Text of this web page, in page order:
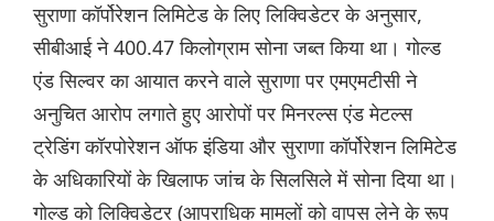
सुराणा कॉर्पोरेशन लिमिटेड के लिए लिक्विडेटर के अनुसार,
सीबीआई ने 400.47 किलोग्राम सोना जब्त किया था। गोल्ड
एंड सिल्वर का आयात करने वाले सुराणा पर एमएमटीसी ने
अनुचित आरोप लगाते हुए आरोपों पर मिनरल्स एंड मेटल्स
ट्रेडिंग कॉरपोरेशन ऑफ इंडिया और सुराणा कॉर्पोरेशन लिमिटेड
के अधिकारियों के खिलाफ जांच के सिलसिले में सोना दिया था।
गोल्ड को लिक्विडेटर (आपराधिक मामलों को वापस लेने के रूप